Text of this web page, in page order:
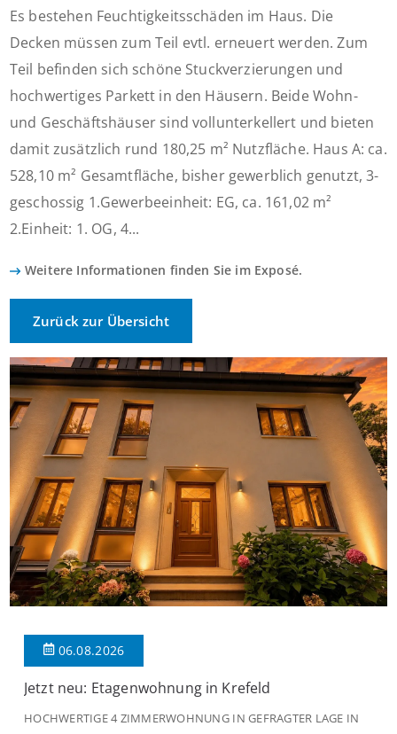
Es bestehen Feuchtigkeitsschäden im Haus. Die
Decken müssen zum Teil evtl. erneuert werden. Zum
Teil befinden sich schöne Stuckverzierungen und
hochwertiges Parkett in den Häusern. Beide Wohn-
und Geschäftshäuser sind vollunterkellert und bieten
damit zusätzlich rund 180,25 m² Nutzfläche. Haus A: ca.
528,10 m² Gesamtfläche, bisher gewerblich genutzt, 3-
geschossig 1.Gewerbeeinheit: EG, ca. 161,02 m²
2.Einheit: 1. OG, 4...
Weitere Informationen finden Sie im Exposé.
Zurück zur Übersicht
06.08.2026
Jetzt neu: Etagenwohnung in Krefeld
HOCHWERTIGE 4 ZIMMERWOHNUNG IN GEFRAGTER LAGE IN